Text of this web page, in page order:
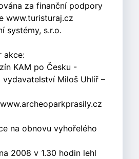
za finanční podpory
www.turisturaj.cz
systémy, s.r.o.
akce:
KAM po Česku -
vydavatelství Miloš Uhlíř –
na obnovu vyhořelého
2008 v 1.30 hodin lehl